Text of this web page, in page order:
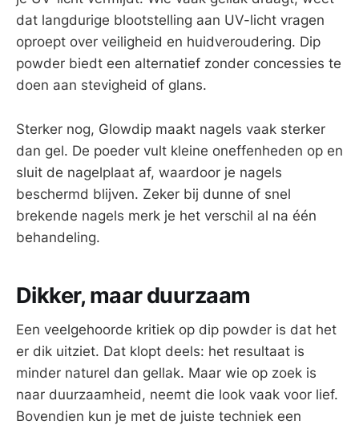
dat langdurige blootstelling aan UV-licht vragen
oproept over veiligheid en huidveroudering. Dip
powder biedt een alternatief zonder concessies te
doen aan stevigheid of glans.
Sterker nog, Glowdip maakt nagels vaak sterker
dan gel. De poeder vult kleine oneffenheden op en
sluit de nagelplaat af, waardoor je nagels
beschermd blijven. Zeker bij dunne of snel
brekende nagels merk je het verschil al na één
behandeling.
Dikker, maar duurzaam
Een veelgehoorde kritiek op dip powder is dat het
er dik uitziet. Dat klopt deels: het resultaat is
minder naturel dan gellak. Maar wie op zoek is
naar duurzaamheid, neemt die look vaak voor lief.
Bovendien kun je met de juiste techniek een